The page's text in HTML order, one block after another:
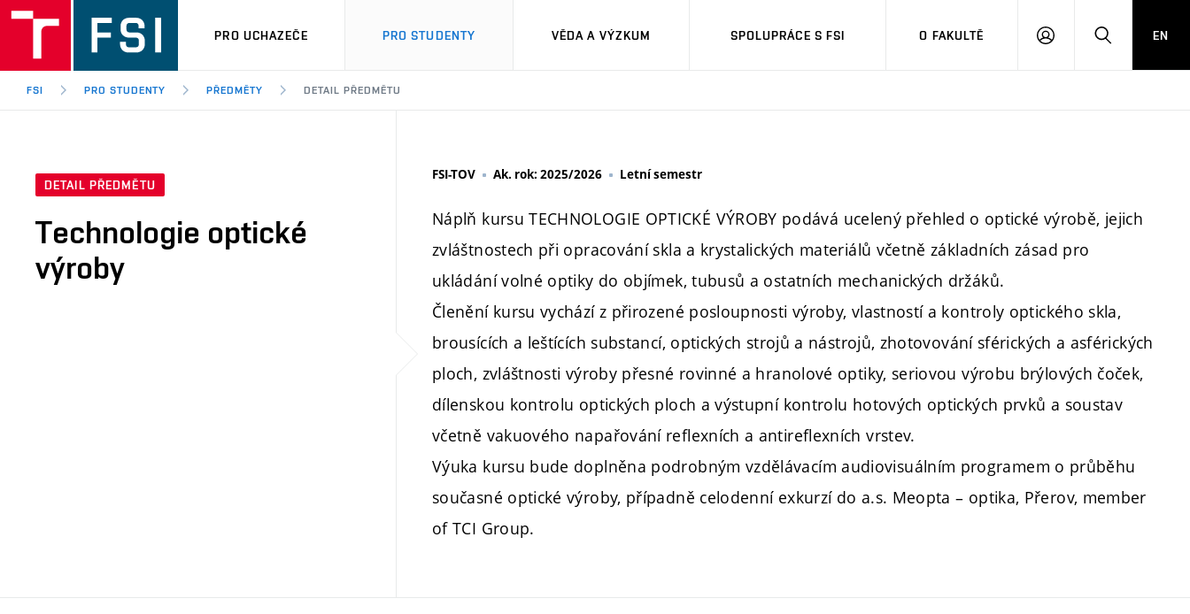
PRO UCHAZEČE PRO STUDENTY VĚDA A VÝZKUM SPOLUPRÁCE S FSI O FAKULTĚ
PŘIHLÁŠENÍHLEDAT
EN
FSI PRO STUDENTY PŘEDMĚTY DETAIL PŘEDMĚTU
DETAIL PŘEDMĚTU
Technologie optické
výroby
FSI-TOV Ak. rok: 2025/2026 Letní semestr
Náplň kursu TECHNOLOGIE OPTICKÉ VÝROBY podává ucelený přehled o optické výrobě, jejich
zvláštnostech při opracování skla a krystalických materiálů včetně základních zásad pro
ukládání volné optiky do objímek, tubusů a ostatních mechanických držáků.
Členění kursu vychází z přirozené posloupnosti výroby, vlastností a kontroly optického skla,
brousících a leštících substancí, optických strojů a nástrojů, zhotovování sférických a asférických
ploch, zvláštnosti výroby přesné rovinné a hranolové optiky, seriovou výrobu brýlových čoček,
dílenskou kontrolu optických ploch a výstupní kontrolu hotových optických prvků a soustav
včetně vakuového napařování reflexních a antireflexních vrstev.
Výuka kursu bude doplněna podrobným vzdělávacím audiovisuálním programem o průběhu
současné optické výroby, případně celodenní exkurzí do a.s. Meopta – optika, Přerov, member
of TCI Group.